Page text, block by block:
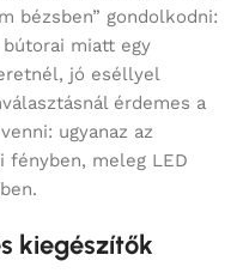
bézsben” gondolkodni:
bútorai miatt egy
jó eséllyel
érdemes a
ugyanaz az
fényben, meleg LED
kiegészítők